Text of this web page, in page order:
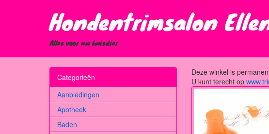
Hondentrimsalon
Alles voor uw huisdier
Categorieën
Aanbiedingen
Apotheek
Baden
Deze winkel is
U kunt terecht op